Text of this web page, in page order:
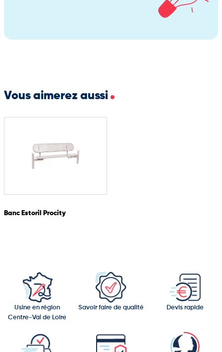
esthétique pour aménager mobilier urbain, répondant aux
Vous aimerez aussi
Banc Estoril Procity
Usine en région
Centre-Val de Loire
Savoir faire de qualité Devis rapide